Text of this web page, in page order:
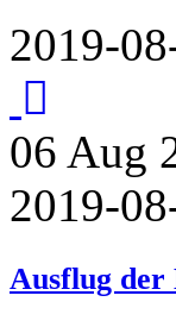
2019-
06 Aug
2019-
Ausflug der